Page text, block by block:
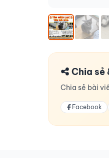
Chia sẻ
Chia sẻ bài
Facebook